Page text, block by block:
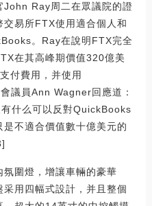
John Ray周二在眾議院的證
易所FTX使用適合個人和
。Ray在說明FTX完全
在其高峰期價值320億美
付費用，并使用
議員Ann Wagner回應道：
什么可以反對QuickBooks
不適合價值數十億美元的
圍燈，增讓車輛的豪華
用四幅式設計，并且整個